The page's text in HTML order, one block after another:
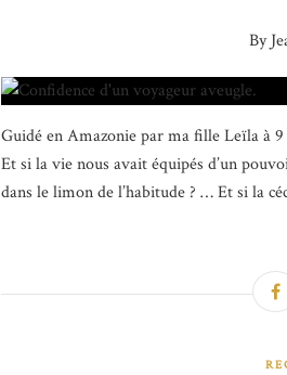
By
Guidé en Amazonie par ma fille Leïla à
Et si la vie nous avait équipés d’un
dans le limon de l’habitude ? … Et si la